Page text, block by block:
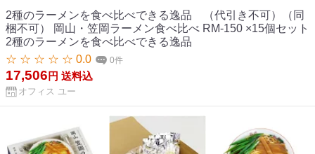
2種のラーメンを食べ比べできる逸品 （代引き不可）（同
梱不可） 岡山・笠岡ラーメン食べ比べ RM-150 ×15個セット
2種のラーメンを食べ比べできる逸品
☆ ☆ ☆ ☆ ☆ 0.0
0件
17,506 円 送料込
オフィス ユー